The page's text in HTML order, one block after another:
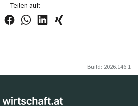
Teilen auf:
Build: 2026.146.1